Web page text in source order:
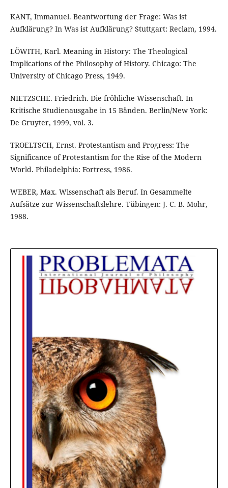
KANT, Immanuel. Beantwortung der Frage: Was ist
Aufklärung? In Was ist Aufklärung? Stuttgart: Reclam, 1994.
LÖWITH, Karl. Meaning in History: The Theological
Implications of the Philosophy of History. Chicago: The
University of Chicago Press, 1949.
NIETZSCHE. Friedrich. Die fröhliche Wissenschaft. In
Kritische Studienausgabe in 15 Bänden. Berlin/New York:
De Gruyter, 1999, vol. 3.
TROELTSCH, Ernst. Protestantism and Progress: The
Significance of Protestantism for the Rise of the Modern
World. Philadelphia: Fortress, 1986.
WEBER, Max. Wissenschaft als Beruf. In Gesammelte
Aufsätze zur Wissenschaftslehre. Tübingen: J. C. B. Mohr,
1988.